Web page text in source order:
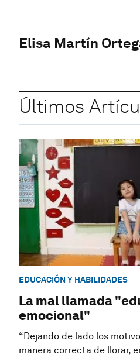
Elisa Martín
Últimos
EDUCACIÓN Y HABILIDADES
La mal llamada
emocional"
“Dejando de lado los
manera correcta de llorar,